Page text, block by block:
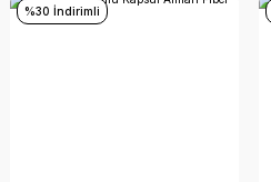
%30 İndirimli